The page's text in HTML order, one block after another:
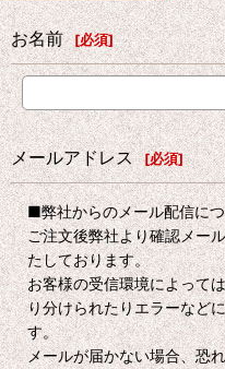
お名前 [必須]
メールアドレス [必須]
■弊社からのメール配信に
ご注文後弊社より確認メー
たしております。
お客様の受信環境によって
り分けられたりエラーなど
す。
メールが届かない場合、恐